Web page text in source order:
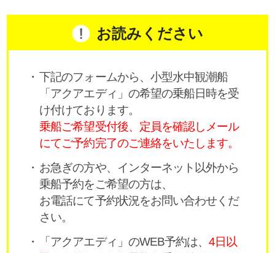
お読みください
下記のフォームから、小型水中観潮船
「アクアエディ」の希望の乗船日時を受
け付けております。
乗船ご希望受付後、定員を確認しメール
にてご予約完了のご連絡をいたします。
お急ぎの方や、インターネット以外から
乗船予約をご希望の方は、
お電話にて予約状況をお問い合わせくだ
さい。
「アクアエディ」のWEB予約は、4日以